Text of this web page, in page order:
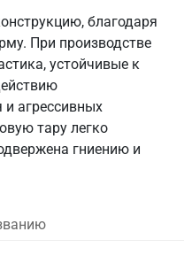
благодаря
При производстве
устойчивые к
и агрессивных
тару легко
гниению и